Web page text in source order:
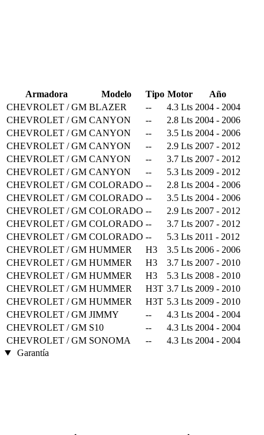
Armadora Modelo Tipo Motor
Año
CHEVROLET / GM BLAZER -- 4.3 Lts 2004 - 2004
CHEVROLET / GM CANYON -- 2.8 Lts 2004 - 2006
CHEVROLET / GM CANYON -- 3.5 Lts 2004 - 2006
CHEVROLET / GM CANYON -- 2.9 Lts 2007 - 2012
CHEVROLET / GM CANYON -- 3.7 Lts 2007 - 2012
CHEVROLET / GM CANYON -- 5.3 Lts 2009 - 2012
CHEVROLET / GM COLORADO -- 2.8 Lts 2004 - 2006
CHEVROLET / GM COLORADO -- 3.5 Lts 2004 - 2006
CHEVROLET / GM COLORADO -- 2.9 Lts 2007 - 2012
CHEVROLET / GM COLORADO -- 3.7 Lts 2007 - 2012
CHEVROLET / GM COLORADO -- 5.3 Lts 2011 - 2012
CHEVROLET / GM HUMMER H3 3.5 Lts 2006 - 2006
CHEVROLET / GM HUMMER H3 3.7 Lts 2007 - 2010
CHEVROLET / GM HUMMER H3 5.3 Lts 2008 - 2010
CHEVROLET / GM HUMMER H3T 3.7 Lts 2009 - 2010
CHEVROLET / GM HUMMER H3T 5.3 Lts 2009 - 2010
CHEVROLET / GM JIMMY -- 4.3 Lts 2004 - 2004
CHEVROLET / GM S10 -- 4.3 Lts 2004 - 2004
CHEVROLET / GM SONOMA -- 4.3 Lts 2004 - 2004
Garantía